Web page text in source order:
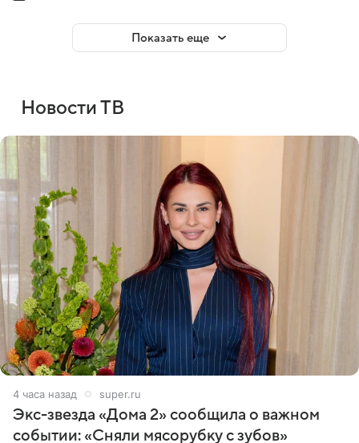
Показать еще
Новости ТВ
4 часа назад super.ru
Экс-звезда «Дома 2» сообщила о важном
событии: «Сняли мясорубку с зубов»